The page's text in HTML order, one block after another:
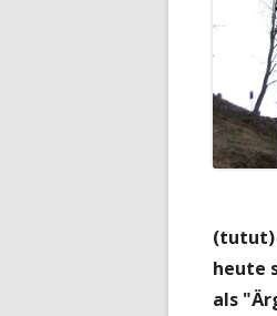
(tutut)
heute
als